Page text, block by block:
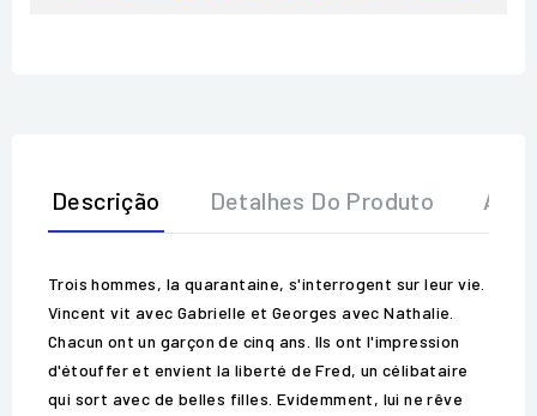
Descrição Detalhes Do Produto
Trois hommes, la quarantaine, s'interrogent sur leur vie.
Vincent vit avec Gabrielle et Georges avec Nathalie.
Chacun ont un garçon de cinq ans. Ils ont l'impression
d'étouffer et envient la liberté de Fred, un célibataire
qui sort avec de belles filles. Evidemment, lui ne rêve